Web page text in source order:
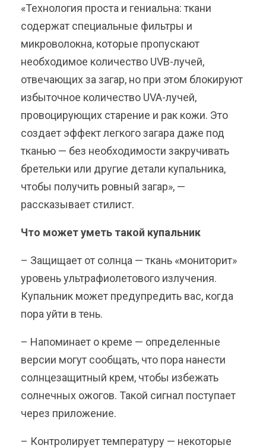
«Технология проста и гениальна: ткани
содержат специальные фильтры и
микроволокна, которые пропускают
необходимое количество UVB-лучей,
отвечающих за загар, но при этом блокируют
избыточное количество UVA-лучей,
провоцирующих старение и рак кожи. Это
создает эффект легкого загара даже под
тканью — без необходимости закручивать
бретельки или другие детали купальника,
чтобы получить ровный загар», —
рассказывает стилист.
Что может уметь такой купальник
– Защищает от солнца — ткань «мониторит»
уровень ультрафиолетового излучения.
Купальник может предупредить вас, когда
пора уйти в тень.
– Напоминает о креме — определенные
версии могут сообщать, что пора нанести
солнцезащитный крем, чтобы избежать
солнечных ожогов. Такой сигнал поступает
через приложение.
– Контролирует температуру — некоторые